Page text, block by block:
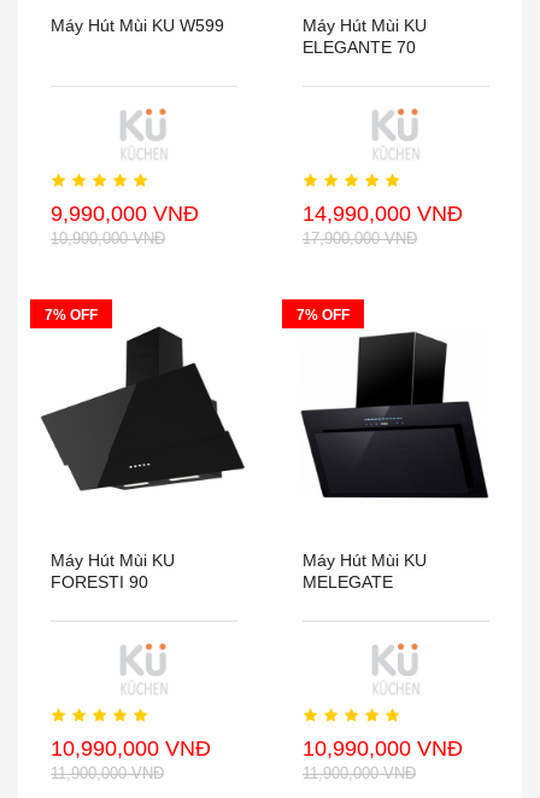
Máy Hút Mùi KU W599
9,990,000 VNĐ
10,900,000 VNĐ
Máy Hút Mùi KU
ELEGANTE 70
14,990,000 VNĐ
17,900,000 VNĐ
7% OFF
Máy Hút Mùi KU
FORESTI 90
10,990,000 VNĐ
11,900,000 VNĐ
7% OFF
Máy Hút Mùi KU
MELEGATE
10,990,000 VNĐ
11,900,000 VNĐ